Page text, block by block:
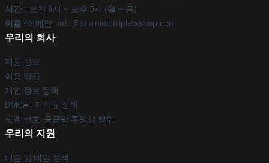
시간 :: 오전 9시 ~ 오후 5시 (월 ~ 금)
이름 *이메일 : info@sturniolotripletsshop.com
우리의 회사
제품 정보
이용 약관
개인 정보 정책
DMCA - 저작권 정책
모델 번호: 공급망 투명성 행위
우리의 지원
배송 및 배송 정책